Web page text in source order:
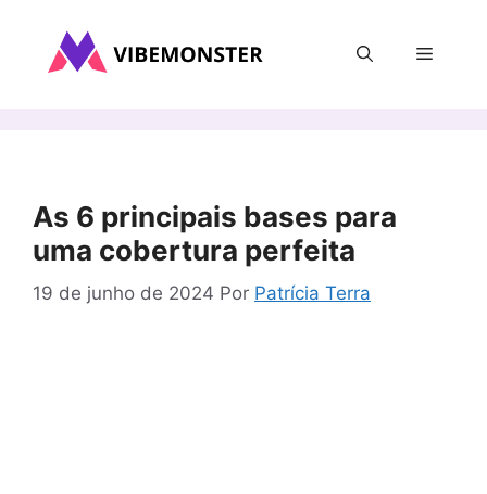
Menu
As 6 principais bases para
uma cobertura perfeita
19 de junho de 2024 Por Patrícia Terra